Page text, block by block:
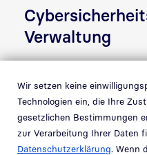
Wir setzen keine
Technologien ein, die Ihre
gesetzlichen Bestimmungen
zur Verarbeitung Ihrer Daten
Datenschutzerklärung. Wenn
Verwaltung
Bürgerdaten und
Um diesen
müssen Behörden auf
Sicherheitskonzept
organisatorische und